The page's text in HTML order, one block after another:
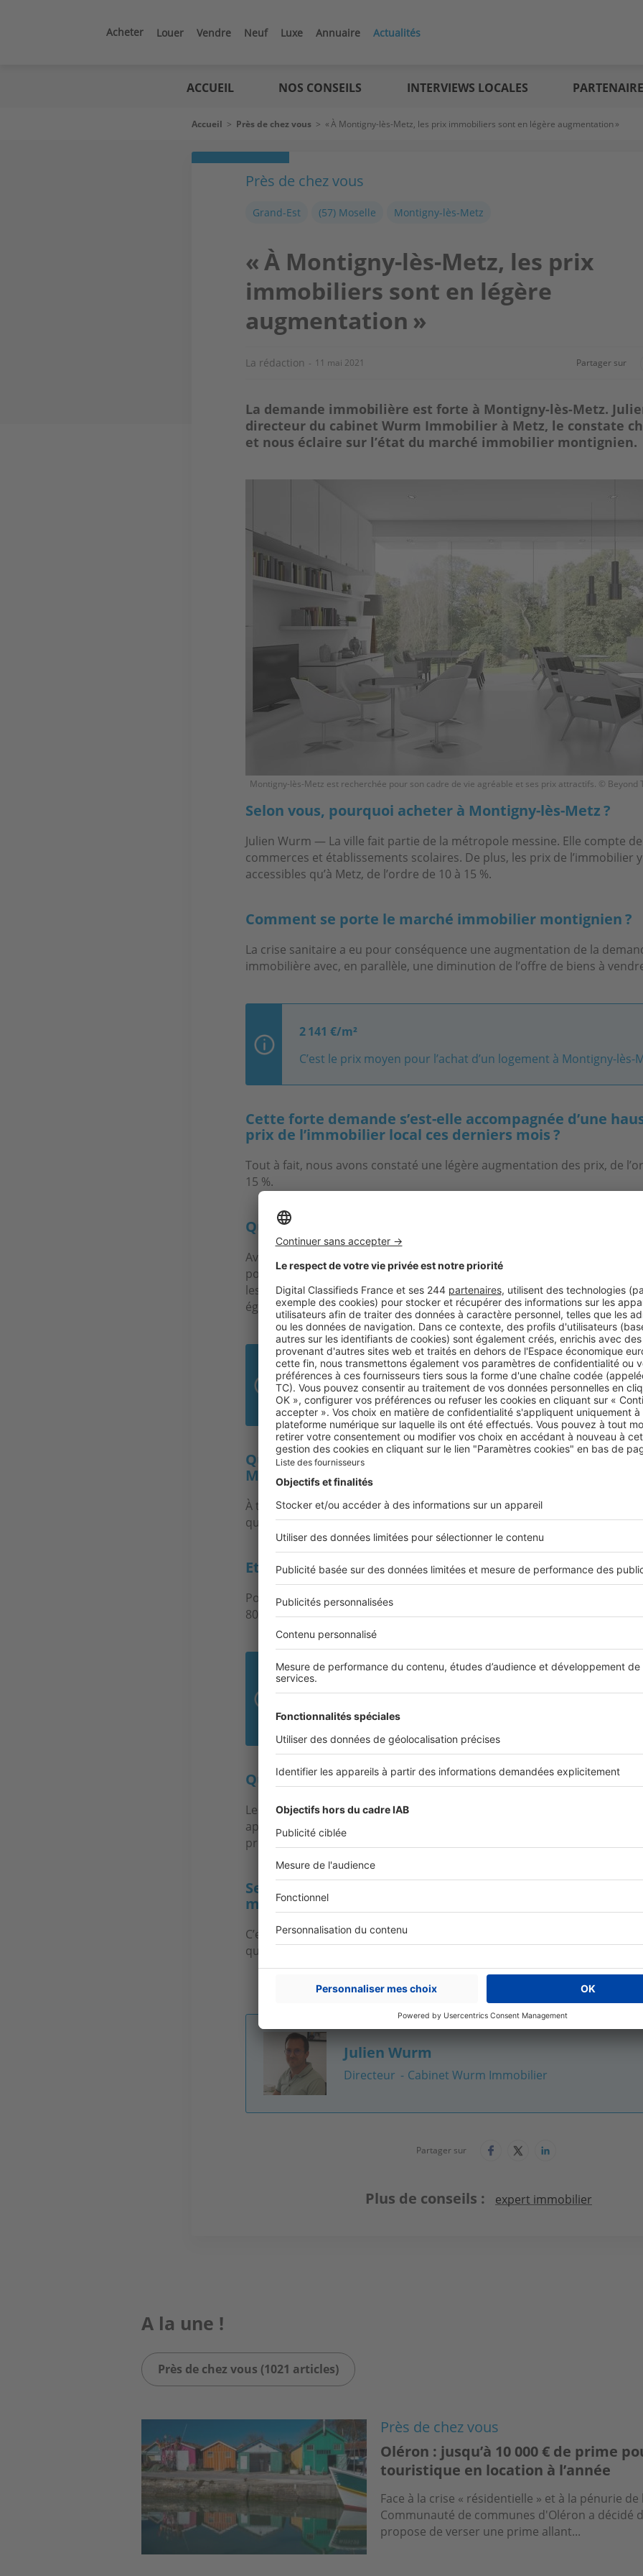
Acheter Louer Vendre Neuf Luxe Annuaire Actualités
ACCUEIL NOS CONSEILS INTERVIEWS LOCALES
Fil
Accueil > Près de chez vous > « À Montigny-lès-Metz, les prix immobiliers sont en légère augmentation »
Près de chez vous
Grand-Est (57) Moselle Montigny-lès-Metz
« À Montigny-lès-Metz, les prix
immobiliers sont en légère
augmentation »
La rédaction 11 mai 2021 Partager sur
La demande immobilière est forte à Montigny-lès-Metz.
directeur du cabinet Wurm Immobilier à Metz, le constate
et nous éclaire sur l’état du marché immobilier montignien.
Montigny-lès-Metz est recherchée pour son cadre de vie agréable et ses prix attractifs. © Beyond
Selon vous, pourquoi acheter à Montigny-lès-Metz ?
Julien Wurm — La ville fait partie de la métropole messine. Elle compte
commerces et établissements scolaires. De plus, les prix de l’immobilier
accessibles qu’à Metz, de l’ordre de 10 à 15 %.
Comment se porte le marché immobilier montignien ?
La crise sanitaire a eu pour conséquence une augmentation de la
immobilière avec, en parallèle, une diminution de l’offre de biens à
2 141 €/m²
C’est le prix moyen pour l’achat d’un logement à Montigny-lès-
Cette forte demande s’est-elle accompagnée d’une
prix de l’immobilier local ces derniers mois ?
Tout à fait, nous avons constaté une légère augmentation des prix, de
15 %.
Qu’en est-il des critères de recherche des acquéreurs ?
Avec la crise sanitaire, les acheteurs souhaitent une pièce
pouvoir télétravailler en toute sérénité. C’est devenu un critère
les personnes qui ont accès au télétravail. La présence d’un espace
également une demande récurrente, mais elle existait déjà avant la crise
1 mois
C’est le délai moyen actuel pour vendre un bien à Montigny-
Quel est le budget à prévoir pour l’achat d’un
Montigny-lès-Metz ?
À titre d’exemple, nous venons de vendre un appartement F2 de 45 m
quartier résidentiel des Friches à 105 000 €, frais d’agence inclus.
Et pour l’achat d’une maison ?
Pour l’achat d’une maison d’environ 100 m
800 m , il faut compter entre 240 000 et 260 000 €.
« Nous avons actuellement plus de demandes que d’offres à
Montigny-lès-Metz »
Julien Wurm, directeur du cabinet Wurm Immobilier à Metz
Quels sont les biens les plus prisés à la location ?
Les maisons et les appartements F2 et F3 sont très recherchés, de même
appartements familiaux à la frontière messine. Pour ces grands
prévoir un loyer entre 850 et 950 € hors charges.
Selon vous, quelle évolution va connaître le marché
montignien ?
C’est difficile à dire, mais il est prévisible que le stock de biens à vendre
que les prix baissent.
Image
Julien Wurm
Directeur Cabinet Wurm Immobilier
Partager sur
Plus de conseils expert immobilier
A la une !
Près de chez vous (1021 articles)
Près de chez vous
Oléron : jusqu’à 10 000 € de prime
touristique en location à l’année
Face à la crise « résidentielle » et à la pénurie
Communauté de communes d'Oléron a décidé
propose de verser une prime allant...